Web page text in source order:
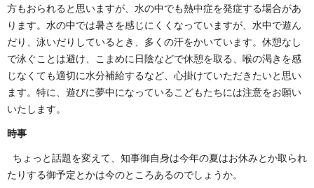
方もおられると思いますが、水の中でも熱中症を発症する場合があ
ります。水の中では暑さを感じにくくなっていますが、水中で遊ん
だり、泳いだりしているとき、多くの汗をかいています。休憩なし
で泳ぐことは避け、こまめに日陰などで休憩を取る、喉の渇きを感
じなくても適切に水分補給するなど、心掛けていただきたいと思い
ます。特に、遊びに夢中になっているこどもたちには注意をお願い
いたします。
時事
ちょっと話題を変えて、知事御自身は今年の夏はお休みとか取られ
たりする御予定とかは今のところあるのでしょうか。